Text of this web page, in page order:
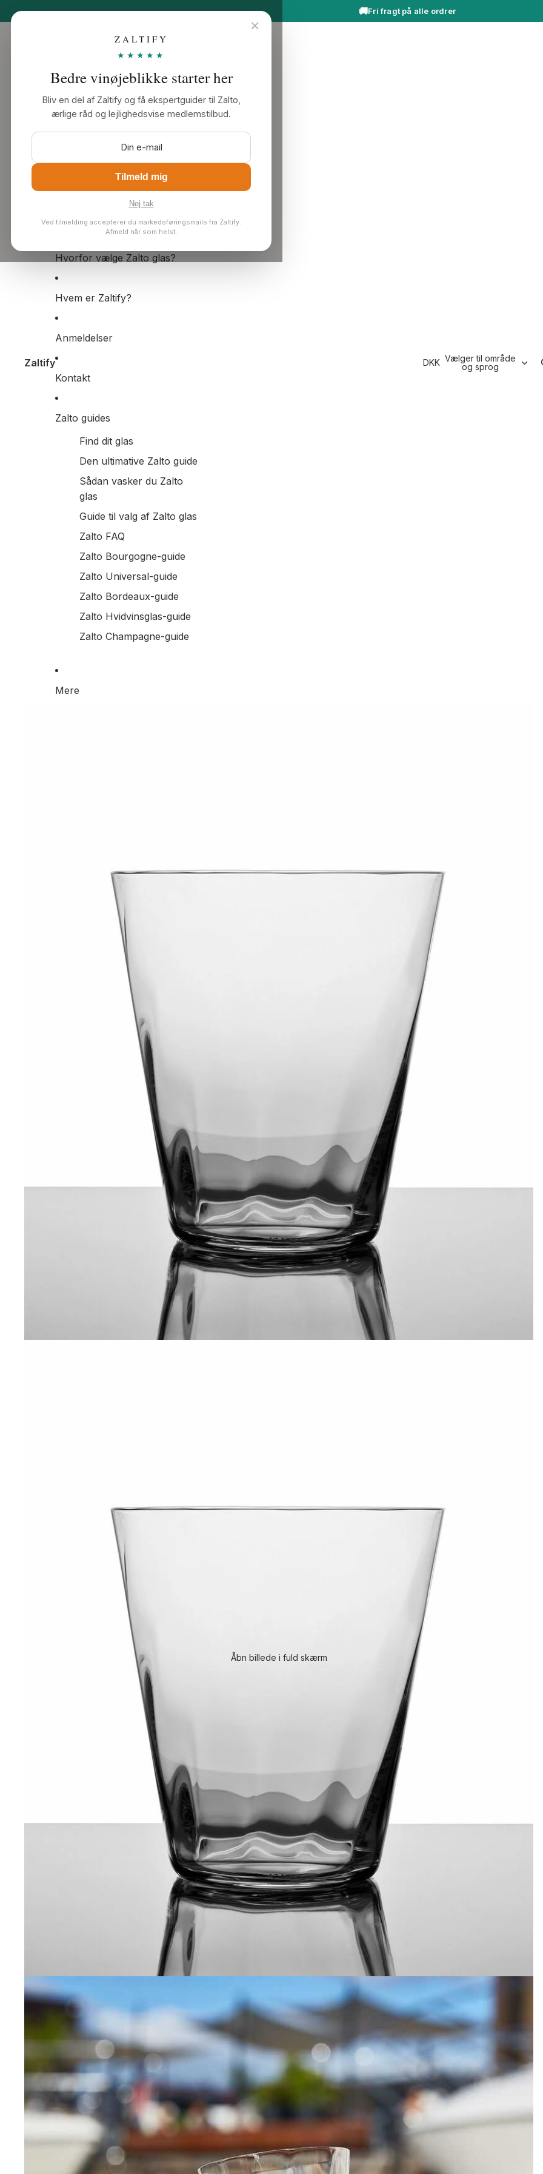
🚚Fri fragt på alle ordrer
Zaltify
Rødvinsglas
Hvidvinsglas
Karafler & dekantere
Udforsk Zalto
Hvorfor vælge Zalto glas?
Hvem er Zaltify?
Anmeldelser
Kontakt
Zalto guides
Find dit glas
Den ultimative Zalto guide
Sådan vasker du Zalto
glas
Guide til valg af Zalto glas
Zalto FAQ
Zalto Bourgogne-guide
Zalto Universal-guide
Zalto Bordeaux-guide
Zalto Hvidvinsglas-guide
Zalto Champagne-guide
Mere
DKK Vælger til område
og sprog
Åbn billede i fuld skærm
×
ZALTIFY
★★★★★
Bedre vinøjeblikke starter her
Bliv en del af Zaltify og få ekspertguider til Zalto,
ærlige råd og lejlighedsvise medlemstilbud.
Tilmeld mig
Nej tak
Ved tilmelding accepterer du markedsføringsmails fra Zaltify.
Afmeld når som helst.